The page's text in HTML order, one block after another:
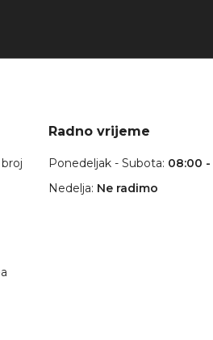
Radno vrijeme
Ponedeljak - Subota: 08:00 -
Nedelja: Ne radimo